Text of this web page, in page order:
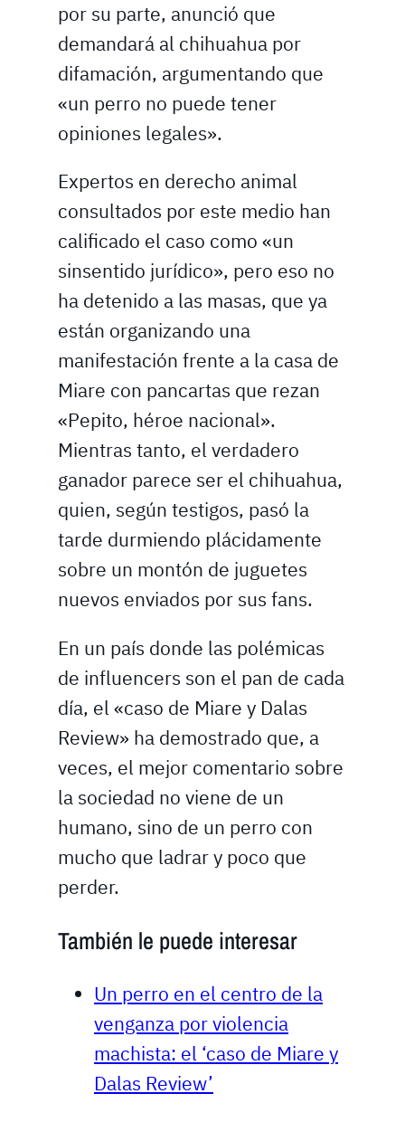
por su parte, anunció que
demandará al chihuahua por
difamación, argumentando que
«un perro no puede tener
opiniones legales».
Expertos en derecho animal
consultados por este medio han
calificado el caso como «un
sinsentido jurídico», pero eso no
ha detenido a las masas, que ya
están organizando una
manifestación frente a la casa de
Miare con pancartas que rezan
«Pepito, héroe nacional».
Mientras tanto, el verdadero
ganador parece ser el chihuahua,
quien, según testigos, pasó la
tarde durmiendo plácidamente
sobre un montón de juguetes
nuevos enviados por sus fans.
En un país donde las polémicas
de influencers son el pan de cada
día, el «caso de Miare y Dalas
Review» ha demostrado que, a
veces, el mejor comentario sobre
la sociedad no viene de un
humano, sino de un perro con
mucho que ladrar y poco que
perder.
También le puede interesar
Un perro en el centro de la
venganza por violencia
machista: el ‘caso de Miare y
Dalas Review’